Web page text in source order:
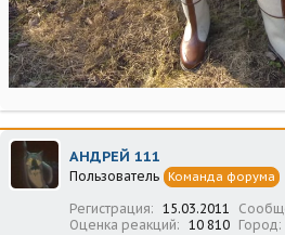
АНДРЕЙ 111
Пользователь Команда форума
Регистрация 15.03.2011
Оценка реакций
10 810 Город